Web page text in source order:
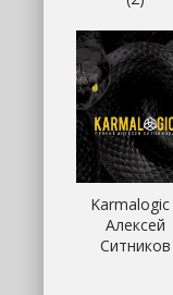
Karmalogic
Алексей
Ситников